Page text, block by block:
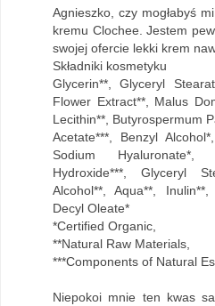
Agnieszko, czy mogłabyś
kremu Clochee. Jestem
swojej ofercie lekki krem
Składniki kosmetyku
Glycerin**, Glyceryl
Flower Extract**, Malus
Lecithin**, Butyrospermum
Acetate***, Benzyl
Sodium
Hydroxide***, Glyceryl
Alcohol**, Aqua**, Inulin**,
Decyl Oleate*
*Certified Organic,
**Natural Raw Materials,
***Components of Natural
Niepokoi mnie ten kwas